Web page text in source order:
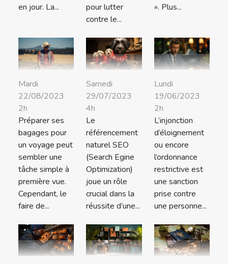
en jour. La...
pour lutter
contre le...
». Plus...
Mardi
22/08/2023
2h
Préparer ses
bagages pour
un voyage peut
sembler une
tâche simple à
première vue.
Cependant, le
faire de...
Samedi
29/07/2023
4h
Le
référencement
naturel SEO
(Search Egine
Optimization)
joue un rôle
crucial dans la
réussite d’une...
Lundi
19/06/2023
2h
L’injonction
d’éloignement
ou encore
l’ordonnance
restrictive est
une sanction
prise contre
une personne...